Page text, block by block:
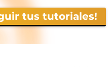
tus tutoriales!